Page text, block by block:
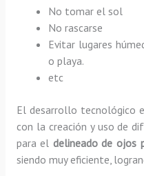
No tomar el sol
No rascarse
Evitar lugares
o playa.
etc
El desarrollo tecnológico
con la creación y uso de
para el delineado de ojos
siendo muy eficiente,